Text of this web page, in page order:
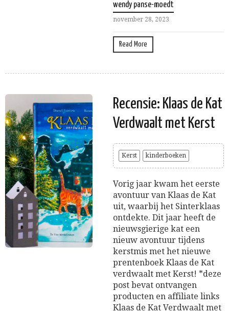
wendy panse-moedt
november 28, 2023
Read More
Recensie: Klaas de Kat
Verdwaalt met Kerst
Kerst kinderboeken
Vorig jaar kwam het eerste
avontuur van Klaas de Kat
uit, waarbij het Sinterklaas
ontdekte. Dit jaar heeft de
nieuwsgierige kat een
nieuw avontuur tijdens
kerstmis met het nieuwe
prentenboek Klaas de Kat
verdwaalt met Kerst! *deze
post bevat ontvangen
producten en affiliate links
Klaas de Kat Verdwaalt met